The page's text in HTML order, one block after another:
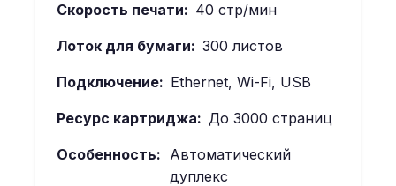
Скорость печати: 40 стр/мин
Лоток для бумаги: 300 листов
Подключение: Ethernet, Wi-Fi, USB
Ресурс картриджа: До 3000 страниц
Особенность: Автоматический
дуплекс